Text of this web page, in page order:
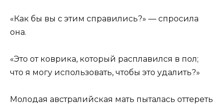
«Как бы вы с этим справились?» — спросила
она.
«Это от коврика, который расплавился в пол;
что я могу использовать, чтобы это удалить?»
Молодая австралийская мать пыталась оттереть